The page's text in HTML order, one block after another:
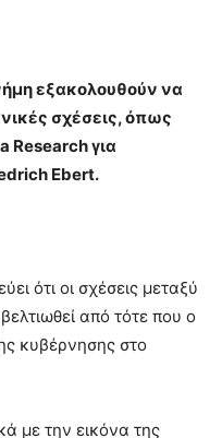
εξακολουθούν να
σχέσεις, όπως
Research για
Ebert.
ότι οι σχέσεις μεταξύ
από τότε που ο
κυβέρνησης στο
με την εικόνα της